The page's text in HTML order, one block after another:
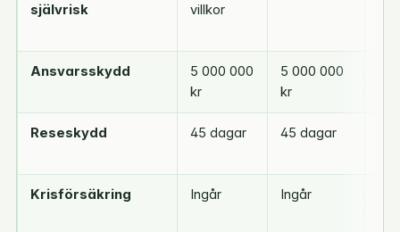
självrisk
villkor
Ansvarsskydd
5 000 000
kr
5 000 000
kr
Reseskydd 45 dagar 45 dagar
Krisförsäkring Ingår Ingår